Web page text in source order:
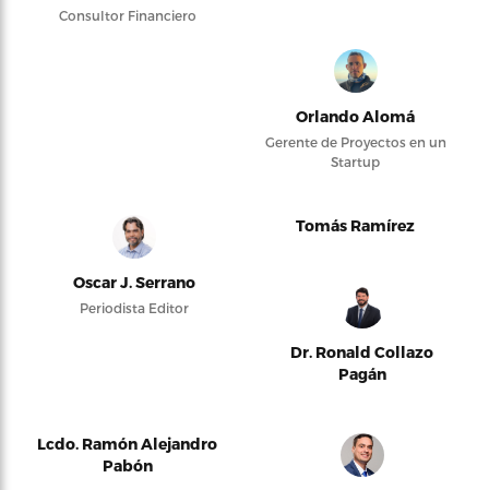
Consultor Financiero
Orlando Alomá
Gerente de Proyectos en un
Startup
Oscar J. Serrano
Periodista Editor
Tomás Ramírez
Dr. Ronald Collazo
Pagán
Lcdo. Ramón Alejandro
Pabón